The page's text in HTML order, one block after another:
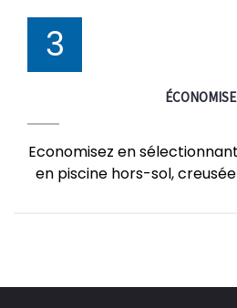
3
Economisez en
en piscine hors-sol,